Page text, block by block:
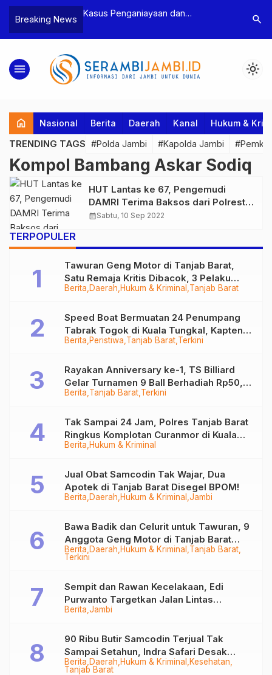
Breaking News
Bea Cukai
Pelaku beserta
dan 146 Gram
Kasus Penganiayaan dan
Tebo Tetapkan Dua Tersangka
Polres
Dua
search
menu light_mode
home Nasional Berita Daerah Kanal Hukum &
TRENDING TAGS #Polda Jambi #Kapolda Jambi
Kompol Bambang Askar Sodiq
HUT Lantas ke 67, Pengemudi
DAMRI Terima Baksos dari Polresta
BSH
calendar_monthSabtu, 10 Sep 2022
TERPOPULER
Berita Daerah Hukum & Kriminal Tanjab Barat
Tawuran Geng Motor di Tanjab Barat,
Satu Remaja Kritis Dibacok, 3 Pelaku
Ditangkap
Berita Peristiwa Tanjab Barat Terkini
Speed Boat Bermuatan 24 Penumpang
Tabrak Togok di Kuala Tungkal, Kapten
Sempat Hilang
Berita Tanjab Barat Terkini
Rayakan Anniversary ke-1, TS Billiard
Gelar Turnamen 9 Ball Berhadiah Rp50,8
Juta
Berita Hukum & Kriminal
Tak Sampai 24 Jam, Polres Tanjab Barat
Ringkus Komplotan Curanmor di Kuala
Tungkal
Berita Daerah Hukum & Kriminal Jambi
Jual Obat Samcodin Tak Wajar, Dua
Apotek di Tanjab Barat Disegel BPOM!
Berita Daerah Hukum & Kriminal Tanjab Barat
Terkini
Bawa Badik dan Celurit untuk Tawuran, 9
Anggota Geng Motor di Tanjab Barat
Diringkus
Berita Jambi
Sempit dan Rawan Kecelakaan, Edi
Purwanto Targetkan Jalan Lintas
Tungkal-Jambi Mulus di 2028
Berita Daerah Hukum & Kriminal
Kesehatan
Tanjab Barat
90 Ribu Butir Samcodin Terjual Tak
Sampai Setahun, Indra Safari Desak
Audit Menyeluruh